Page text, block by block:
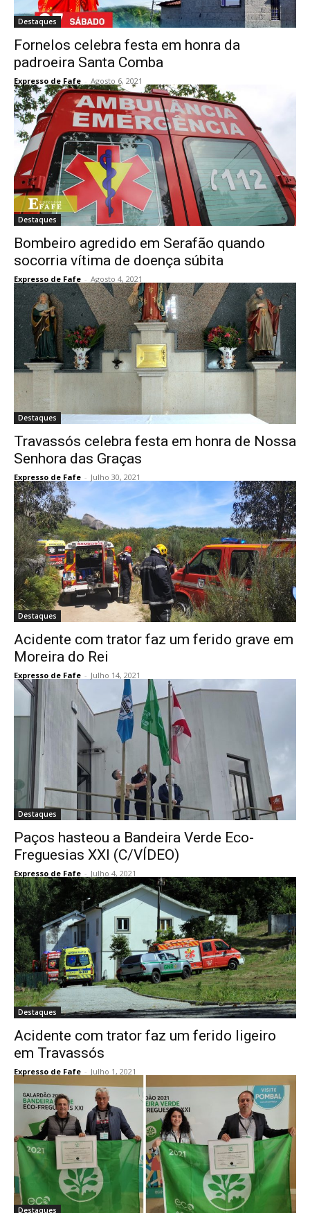
Destaques
Fornelos celebra festa em honra da
padroeira Santa Comba
Expresso de Fafe - Agosto 6, 2021
Destaques
Bombeiro agredido em Serafão quando
socorria vítima de doença súbita
Expresso de Fafe - Agosto 4, 2021
Destaques
Travassós celebra festa em honra de Nossa
Senhora das Graças
Expresso de Fafe - Julho 30, 2021
Destaques
Acidente com trator faz um ferido grave em
Moreira do Rei
Expresso de Fafe - Julho 14, 2021
Destaques
Paços hasteou a Bandeira Verde Eco-
Freguesias XXI (C/VÍDEO)
Expresso de Fafe - Julho 4, 2021
Destaques
Acidente com trator faz um ferido ligeiro
em Travassós
Expresso de Fafe - Julho 1, 2021
Destaques